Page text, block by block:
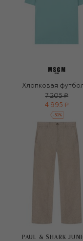
Хлопковая
7 205 ₽
4 995 ₽
-30%
PAUL & SHARK